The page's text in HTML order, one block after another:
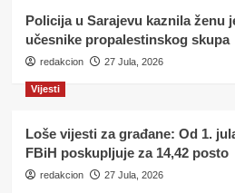
Policija u Sarajevu kaznila ženu
učesnike propalestinskog skupa
redakcion 27 Jula, 2026
Vijesti
Loše vijesti za građane: Od 1.
FBiH poskupljuje za 14,42 posto
redakcion 27 Jula, 2026